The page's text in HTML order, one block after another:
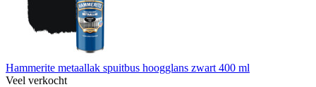
Hammerite metaallak spuitbus hoogglans zwart 400 ml
Veel verkocht